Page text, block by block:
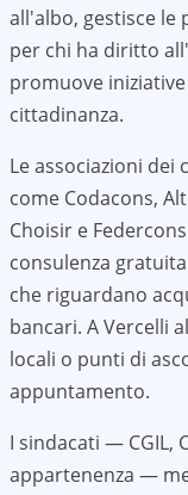
all'albo, gestisce le
per chi ha diritto
promuove
cittadinanza.
Le associazioni
come Codacons,
Choisir e
consulenza
che riguardano
bancari. AVercelli
locali o punti di
appuntamento.
I sindacati — CGIL,
appartenenza —